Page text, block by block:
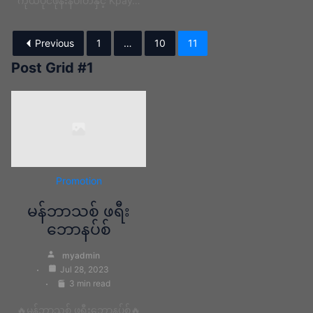
Previous 1 … 10 11
Post Grid #1
Promotion
မန်ဘာသစ် ဖရီး
ဘောနပ်စ်
myadmin
Jul 28, 2023
3 min read